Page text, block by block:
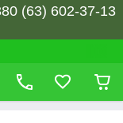
(63) 602-37-13